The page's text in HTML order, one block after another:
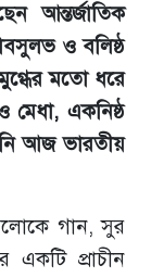
আন্তর্জাতিক
ও বলিষ্ঠ
মতো ধরে
মেধা, একনিষ্ঠ
আজ ভারতীয়
গান, সুর
একটি প্রাচীন